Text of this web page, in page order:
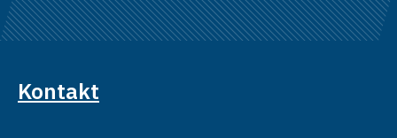
Kontakt